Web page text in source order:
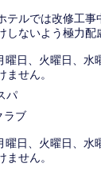
テルでは改修工事
しないよう極力配
曜日、火曜日、水
せん。
パ
ラブ
曜日、火曜日、水
せん。